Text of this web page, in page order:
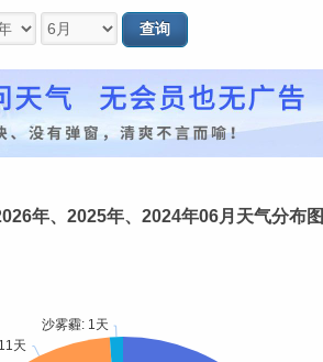
年、2025年、2024年06月天气分布图